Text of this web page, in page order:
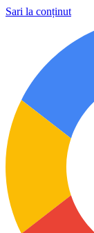
Sari la conținut